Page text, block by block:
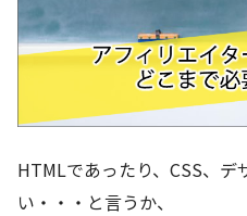
HTMLであったり、CSS、
い・・・と言うか、